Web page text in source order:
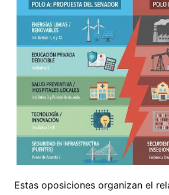
Estas oposiciones organizan el